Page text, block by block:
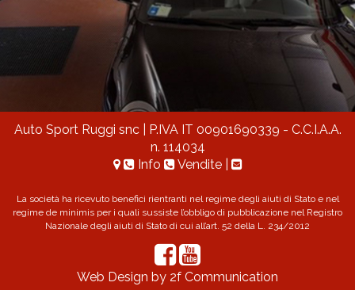
Auto Sport Ruggi snc
| P.IVA IT 00901690339 - C.C.I.A.A.
n. 114034
Info
Vendite
La società ha ricevuto benefici rientranti nel regime degli aiuti di Stato e nel
regime de minimis per i quali sussiste l’obbligo di pubblicazione nel Registro
Nazionale degli aiuti di Stato di cui all’art. 52 della L. 234/2012
Web Design by 2f Communication